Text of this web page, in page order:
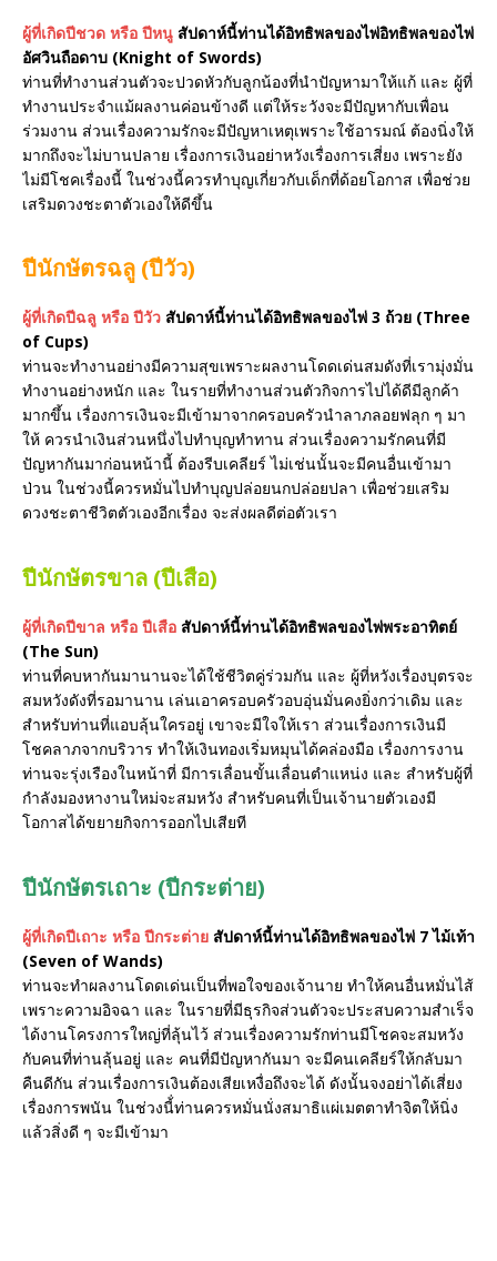
ผู้ที่เกิดปีชวด หรือ ปีหนู สัปดาห์นี้ท่านได้อิทธิพลของไพ่อิทธิพลของไพ่
อัศวินถือดาบ (Knight of Swords)
ท่านที่ทำงานส่วนตัวจะปวดหัวกับลูกน้องที่นำปัญหามาให้แก้ และ ผู้ที่
ทำงานประจำแม้ผลงานค่อนข้างดี แต่ให้ระวังจะมีปัญหากับเพื่อน
ร่วมงาน ส่วนเรื่องความรักจะมีปัญหาเหตุเพราะใช้อารมณ์ ต้องนิ่งให้
มากถึงจะไม่บานปลาย เรื่องการเงินอย่าหวังเรื่องการเสี่ยง เพราะยัง
ไม่มีโชคเรื่องนี้ ในช่วงนี้ควรทำบุญเกี่ยวกับเด็กที่ด้อยโอกาส เพื่อช่วย
เสริมดวงชะตาตัวเองให้ดีขึ้น
ปีนักษัตรฉลู (ปีวัว)
ผู้ที่เกิดปีฉลู หรือ ปีวัว สัปดาห์นี้ท่านได้อิทธิพลของไพ่ 3 ถ้วย (Three
of Cups)
ท่านจะทำงานอย่างมีความสุขเพราะผลงานโดดเด่นสมดังที่เรามุ่งมั่น
ทำงานอย่างหนัก และ ในรายที่ทำงานส่วนตัวกิจการไปได้ดีมีลูกค้า
มากขึ้น เรื่องการเงินจะมีเข้ามาจากครอบครัวนำลาภลอยฟลุก ๆ มา
ให้ ควรนำเงินส่วนหนึ่งไปทำบุญทำทาน ส่วนเรื่องความรักคนที่มี
ปัญหากันมาก่อนหน้านี้ ต้องรีบเคลียร์ ไม่เช่นนั้นจะมีคนอื่นเข้ามา
ป่วน ในช่วงนี้ควรหมั่นไปทำบุญปล่อยนกปล่อยปลา เพื่อช่วยเสริม
ดวงชะตาชีวิตตัวเองอีกเรื่อง จะส่งผลดีต่อตัวเรา
ปีนักษัตรขาล (ปีเสือ)
ผู้ที่เกิดปีขาล หรือ ปีเสือ สัปดาห์นี้ท่านได้อิทธิพลของไพ่พระอาทิตย์
(The Sun)
ท่านที่คบหากันมานานจะได้ใช้ชีวิตคู่ร่วมกัน และ ผู้ที่หวังเรื่องบุตรจะ
สมหวังดังที่รอมานาน เล่นเอาครอบครัวอบอุ่นมั่นคงยิ่งกว่าเดิม และ
สำหรับท่านที่แอบลุ้นใครอยู่ เขาจะมีใจให้เรา ส่วนเรื่องการเงินมี
โชคลาภจากบริวาร ทำให้เงินทองเริ่มหมุนได้คล่องมือ เรื่องการงาน
ท่านจะรุ่งเรืองในหน้าที่ มีการเลื่อนขั้นเลื่อนตำแหน่ง และ สำหรับผู้ที่
กำลังมองหางานใหม่จะสมหวัง สำหรับคนที่เป็นเจ้านายตัวเองมี
โอกาสได้ขยายกิจการออกไปเสียที
ปีนักษัตรเถาะ (ปีกระต่าย)
ผู้ที่เกิดปีเถาะ หรือ ปีกระต่าย สัปดาห์นี้ท่านได้อิทธิพลของไพ่ 7 ไม้เท้า
(Seven of Wands)
ท่านจะทำผลงานโดดเด่นเป็นที่พอใจของเจ้านาย ทำให้คนอื่นหมั่นไส้
เพราะความอิจฉา และ ในรายที่มีธุรกิจส่วนตัวจะประสบความสำเร็จ
ได้งานโครงการใหญ่ที่ลุ้นไว้ ส่วนเรื่องความรักท่านมีโชคจะสมหวัง
กับคนที่ท่านลุ้นอยู่ และ คนที่มีปัญหากันมา จะมีคนเคลียร์ให้กลับมา
คืนดีกัน ส่วนเรื่องการเงินต้องเสียเหงื่อถึงจะได้ ดังนั้นจงอย่าได้เสี่ยง
เรื่องการพนัน ในช่วงนี้่ท่านควรหมั่นนั่งสมาธิแผ่เมตตาทำจิตให้นิ่ง
แล้วสิ่งดี ๆ จะมีเข้ามา